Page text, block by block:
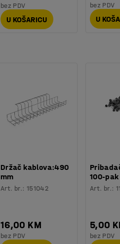
bez PDV
U KOŠARICU
bez PDV
U
Držač kablova:490
mm
Art. br.: 151042
16,00 KM
bez PDV
100-pak
Art. br.:
5,00
bez PDV